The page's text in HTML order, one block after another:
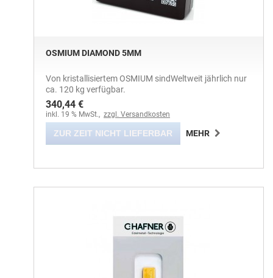
OSMIUM DIAMOND 5MM
Von kristallisiertem OSMIUM sindWeltweit jährlich nur
ca. 120 kg verfügbar.
340,44 €
inkl. 19 % MwSt., zzgl. Versandkosten
ZUR ZEIT NICHT LIEFERBAR MEHR